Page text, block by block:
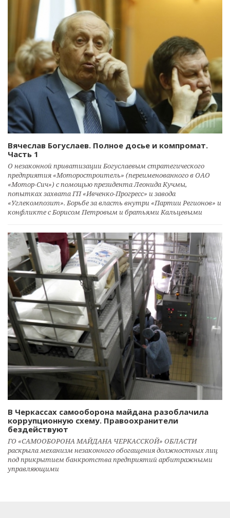
Вячеслав Богуслаев. Полное досье и компромат.
Часть 1
О незаконной приватизации Богуслаевым стратегического
предприятия «Моторостроитель» (переименованного в ОАО
«Мотор-Сич») с помощью президента Леонида Кучмы,
попытках захвата ГП «Ивченко-Прогресс» и завода
«Углекомпозит». Борьбе за власть внутри «Партии Регионов» и
конфликте с Борисом Петровым и братьями Кальцевыми
В Черкассах самооборона майдана разоблачила
коррупционную схему. Правоохранители
бездействуют
ГО «САМООБОРОНА МАЙДАНА ЧЕРКАССКОЙ» ОБЛАСТИ
раскрыла механизм незаконного обогащения должностных лиц
под прикрытием банкротства предприятий арбитражными
управляющими